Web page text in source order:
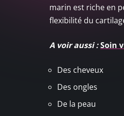
marin est riche en
flexibilité du
A voir aussi :Soin
Des cheveux
Des ongles
De la peau